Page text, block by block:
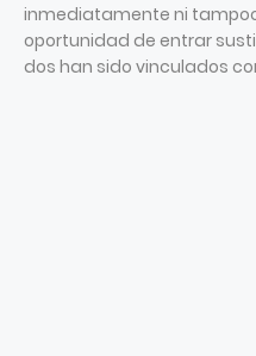
inmediatamente ni
oportunidad de entrar
dos han sido vinculados